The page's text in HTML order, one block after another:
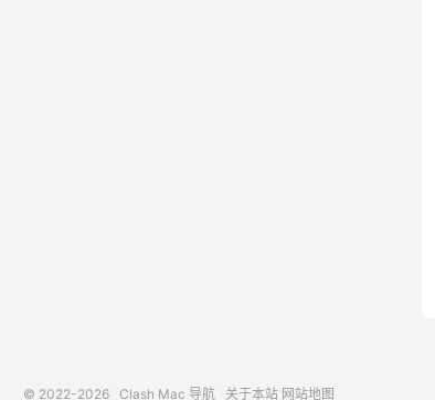
© 2022-2026 Clash Mac 导航 关于本站 网站地图